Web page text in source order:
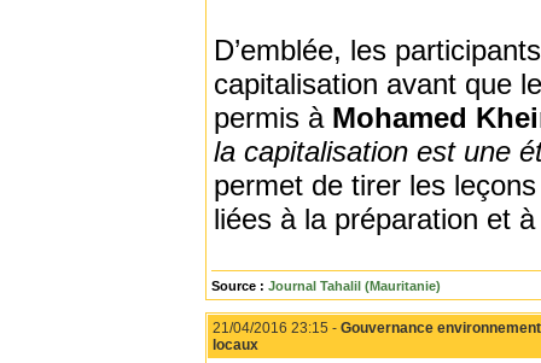
D’emblée, les
capitalisation avant que
permis à Mohamed
la capitalisation est une
permet de tirer les
liées à la préparation et
Source : Journal Tahalil (Mauritanie)
21/04/2016 23:15 - Gouvernance
locaux